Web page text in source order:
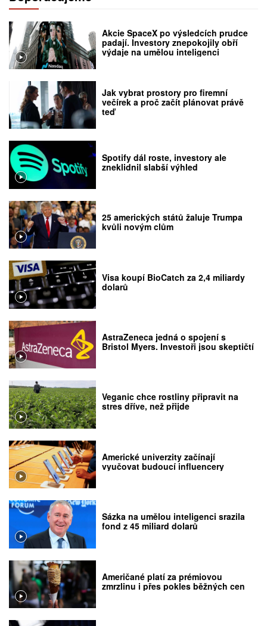
Akcie SpaceX po výsledcích prudce
padají. Investory znepokojily obří
výdaje na umělou inteligenci
Jak vybrat prostory pro firemní
večírek a proč začít plánovat právě
teď
Spotify dál roste, investory ale
zneklidnil slabší výhled
25 amerických států žaluje Trumpa
kvůli novým clům
Visa koupí BioCatch za 2,4 miliardy
dolarů
AstraZeneca jedná o spojení s
Bristol Myers. Investoři jsou skeptičtí
Veganic chce rostliny připravit na
stres dříve, než přijde
Americké univerzity začínají
vyučovat budoucí influencery
Sázka na umělou inteligenci srazila
fond z 45 miliard dolarů
Američané platí za prémiovou
zmrzlinu i přes pokles běžných cen